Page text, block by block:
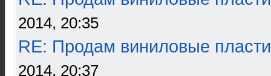
2014, 20:35
RE: Продам виниловые
2014, 20:37